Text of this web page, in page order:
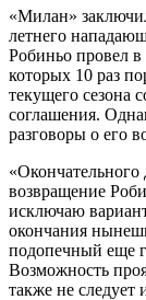
«Милан»
летнего
Робиньо провел в
которых 10 раз
текущего сезона
соглашения.
разговоры о его
возвращение
исключаю
окончания
подопечный еще
Возможность
также не следует